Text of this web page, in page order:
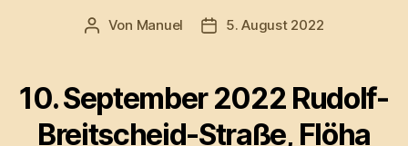
Beitragsautor
Von Manuel Veröffentlichungsdatum
5. August 2022
10. September 2022 Rudolf-
Breitscheid-Straße, Flöha